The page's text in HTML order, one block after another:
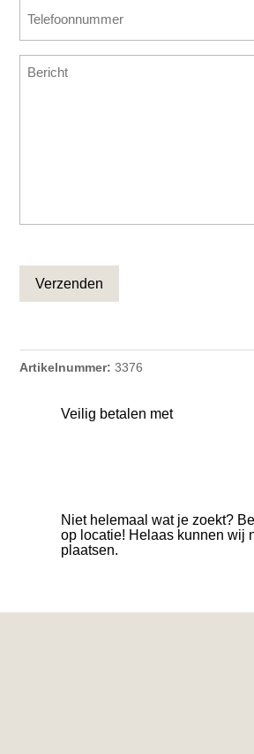
mailadres
bevestigen
Bericht
Artikelnummer: 3376
Veilig betalen met
Niet helemaal wat je zoekt?
op locatie! Helaas kunnen wij
plaatsen.